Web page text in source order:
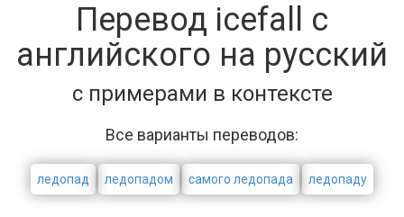
Перевод icefall с
английского на русский
с примерами в контексте
Все варианты переводов:
ледопад ледопадом самого ледопада ледопаду